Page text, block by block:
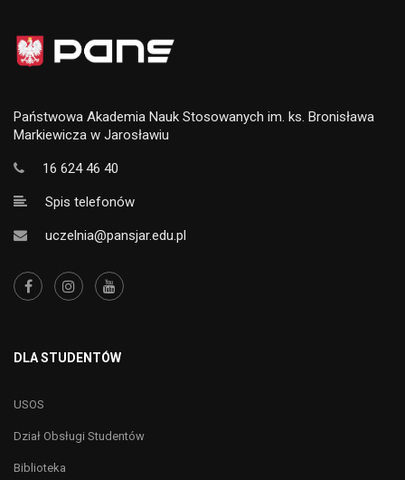
Państwowa Akademia Nauk Stosowanych im. ks. Bronisława
Markiewicza w Jarosławiu
16 624 46 40
Spis telefonów
uczelnia@pansjar.edu.pl
DLA STUDENTÓW
USOS
Dział Obsługi Studentów
Biblioteka